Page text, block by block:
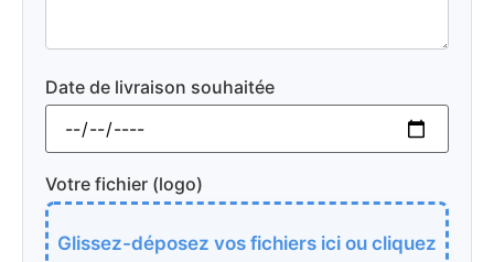
Date de livraison souhaitée
Votre fichier (logo)
Glissez-déposez vos fichiers ici ou cliquez